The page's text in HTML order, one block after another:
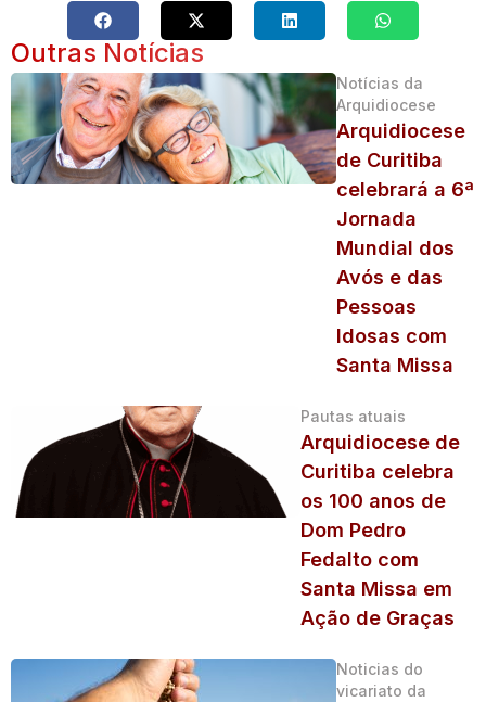
Outras Notícias
Notícias da
Arquidiocese
Arquidiocese
de Curitiba
celebrará a 6ª
Jornada
Mundial dos
Avós e das
Pessoas
Idosas com
Santa Missa
Pautas atuais
Arquidiocese de
Curitiba celebra
os 100 anos de
Dom Pedro
Fedalto com
Santa Missa em
Ação de Graças
Noticias do
vicariato da